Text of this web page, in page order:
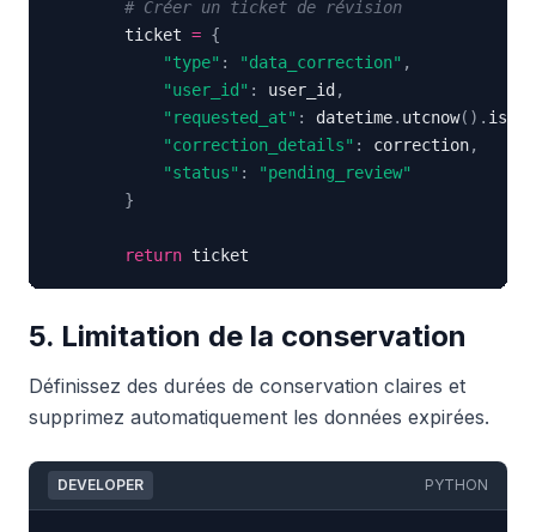
# Créer un ticket de révision
        ticket
= {
"type" : "data_correction" ,
"user_id" : user_id ,
"requested_at" : datetime. utcnow( ) .
"correction_details" : correction,
"status" :
"pending_review"
}
return ticket
5. Limitation de la conservation
Définissez des durées de conservation claires et
supprimez automatiquement les données expirées.
DEVELOPER PYTHON